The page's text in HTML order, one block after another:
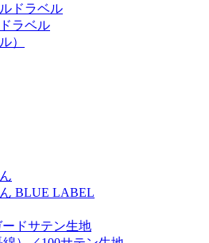
ドラベル
ラベル
）
BLUE LABEL
ードサテン生地